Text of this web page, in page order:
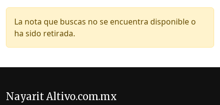
La nota que buscas no se encuentra disponible o
ha sido retirada.
Nayarit Altivo.com.mx